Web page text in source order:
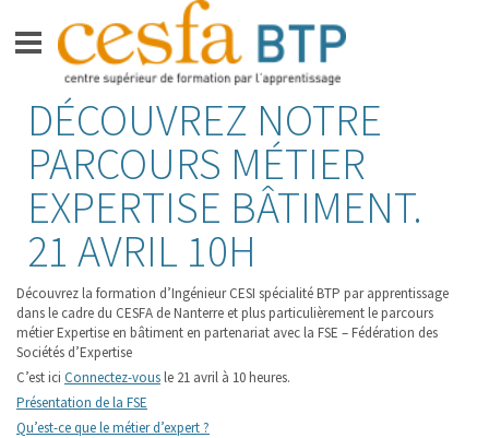
contenu
CESFA BTP
FORMATIONS BAC +3 –
BACHELOR GRADE DE LICENCE
FORMATION BAC +5 –
INGÉNIEUR
APPRENTIS
VIE SUR LE CAMPUS
ESPACE ENTREPRISES
ACTUALITÉS
DÉCOUVREZ NOTRE
PARCOURS MÉTIER
EXPERTISE BÂTIMENT.
21 AVRIL 10H
Découvrez la formation d’Ingénieur CESI spécialité BTP par apprentissage
dans le cadre du CESFA de Nanterre et plus particulièrement le parcours
métier Expertise en bâtiment en partenariat avec la FSE – Fédération des
Sociétés d’Expertise
C’est ici Connectez-vousle 21 avril à 10 heures.
Présentation de la FSE
Qu’est-ce que le métier d’expert ?